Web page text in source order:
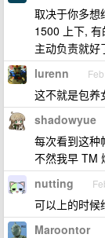
取决于你多想
1500 上下,
主动负责就好
lurenn
这不就是包养
shadowyue
每次看到这种
不然我早 TM
nutting
可以上的时候
Maroontor